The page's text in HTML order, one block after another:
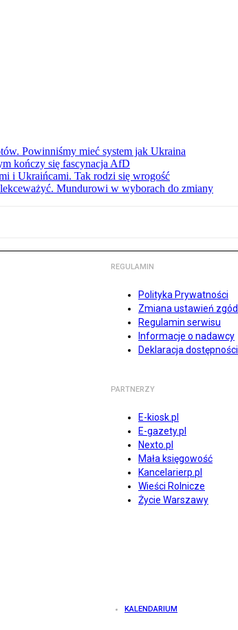
Powinniśmy mieć system jak Ukraina
kończy się fascynacja AfD
i Ukraińcami. Tak rodzi się wrogość
Mundurowi w wyborach do zmiany
REGULAMIN
Polityka Prywatności
Zmiana ustawień zgód
Regulamin serwisu
Informacje o nadawcy
Deklaracja dostępności
PARTNERZY
E-kiosk.pl
E-gazety.pl
Nexto.pl
Mała księgowość
Kancelarierp.pl
Wieści Rolnicze
Życie Warszawy
KALENDARIUM